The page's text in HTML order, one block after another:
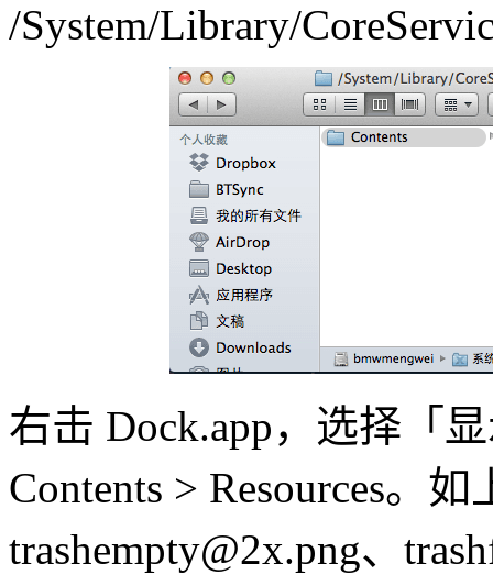
/System/Library/
右击 Dock.app，选择「
Contents > Resources。
trashempty@2x.png、